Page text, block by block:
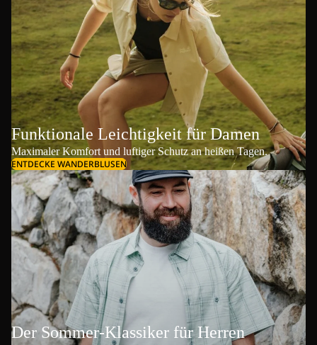
Funktionale Leichtigkeit für Damen
Maximaler Komfort und luftiger Schutz an heißen Tagen.
ENTDECKE WANDERBLUSEN
Der Sommer-Klassiker für Herren